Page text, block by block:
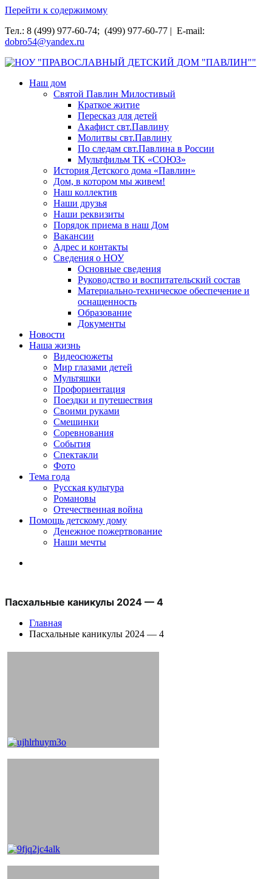
Перейти к содержимому
Тел.: 8 (499) 977-60-74; (499) 977-60-77 | E-mail:
dobro54@yandex.ru
НОУ "ПРАВОСЛАВНЫЙ ДЕТСКИЙ ДОМ "ПАВЛИН""
Наш дом
Святой Павлин Милостивый
Краткое житие
Пересказ для детей
Акафист свт.Павлину
Молитвы свт.Павлину
По следам свт.Павлина в России
Мультфильм ТК «СОЮЗ»
История Детского дома «Павлин»
Дом, в котором мы живем!
Наш коллектив
Наши друзья
Наши реквизиты
Порядок приема в наш Дом
Вакансии
Адрес и контакты
Сведения о НОУ
Основные сведения
Руководство и воспитательский состав
Материально-техническое обеспечение и
оснащенность
Образование
Документы
Новости
Наша жизнь
Видеосюжеты
Мир глазами детей
Мультяшки
Профориентация
Поездки и путешествия
Своими руками
Смешинки
Соревнования
События
Спектакли
Фото
Тема года
Русская культура
Романовы
Отечественная война
Помощь детскому дому
Денежное пожертвование
Наши мечты
Пасхальные каникулы 2024 — 4
Главная
Пасхальные каникулы 2024 — 4